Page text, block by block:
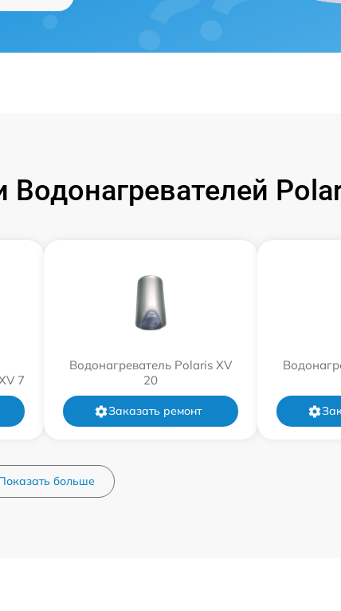
7
Водонагреватель Polaris XV
20
Заказать ремонт
больше